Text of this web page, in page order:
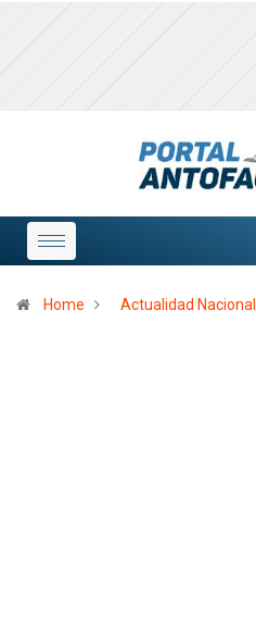
Home Actualidad Nacional